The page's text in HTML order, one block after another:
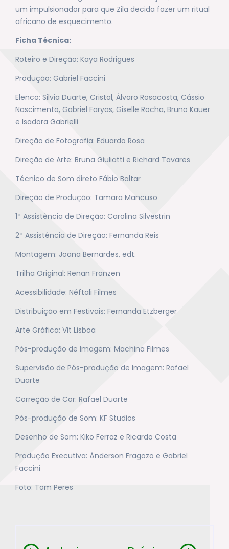
um impulsionador para que Zila decida fazer um ritual
africano de esquecimento.
Ficha Técnica:
Roteiro e Direção: Kaya Rodrigues
Produção: Gabriel Faccini
Elenco: Silvia Duarte, Cristal, Álvaro Rosacosta, Cássio
Nascimento, Gabriel Faryas, Giselle Rocha, Bruno Kauer
e Isadora Gabrielli
Direção de Fotografia: Eduardo Rosa
Direção de Arte: Bruna Giuliatti e Richard Tavares
Técnico de Som direto Fábio Baltar
Direção de Produção: Tamara Mancuso
1ª Assistência de Direção: Carolina Silvestrin
2ª Assistência de Direção: Fernanda Reis
Montagem: Joana Bernardes, edt.
Trilha Original: Renan Franzen
Acessibilidade: Néftali Filmes
Distribuição em Festivais: Fernanda Etzberger
Arte Gráfica: Vit Lisboa
Pós-produção de Imagem: Machina Filmes
Supervisão de Pós-produção de Imagem: Rafael
Duarte
Correção de Cor: Rafael Duarte
Pós-produção de Som: KF Studios
Desenho de Som: Kiko Ferraz e Ricardo Costa
Produção Executiva: Ânderson Fragozo e Gabriel
Faccini
Foto: Tom Peres